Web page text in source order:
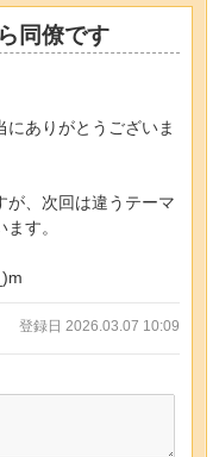
同僚です
ありがとうございま
が、次回は違うテーマ
す。
登録日 2026.03.07 10:09